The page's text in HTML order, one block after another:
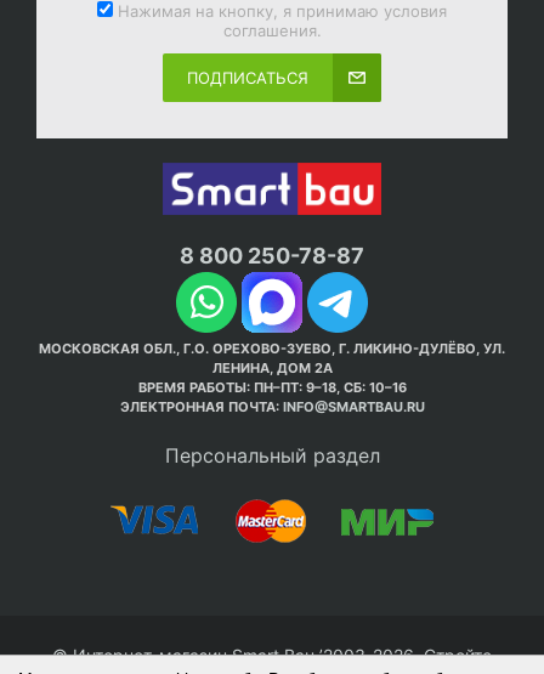
Нажимая на кнопку, я принимаю условия
соглашения.
ПОДПИСАТЬСЯ
8 800 250-78-87
МОСКОВСКАЯ ОБЛ., Г.О. ОРЕХОВО-ЗУЕВО, Г. ЛИКИНО-ДУЛЁВО, УЛ.
ЛЕНИНА, ДОМ 2А
ВРЕМЯ РАБОТЫ: ПН–ПТ: 9–18, СБ: 10–16
ЭЛЕКТРОННАЯ ПОЧТА: INFO@SMARTBAU.RU
Персональный раздел
© Интернет-магазин Smart Bau ’2003-2026. Стройте